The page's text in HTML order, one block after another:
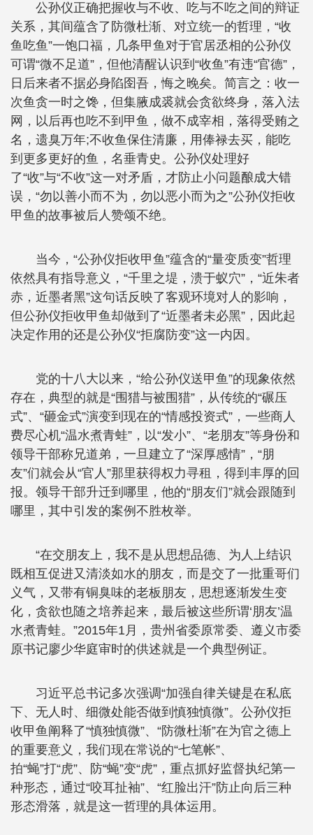
公孙仪正确把握收与不收、吃与不吃之间的辩证
关系，其间蕴含了防微杜渐、对立统一的哲理，“收
鱼吃鱼”一饱口福，几条甲鱼对于官居丞相的公孙仪
可谓“微不足道”，但他清醒认识到“收鱼”有违“官德”，
日后来者不据必身陷囹吾，悔之晚矣。简言之：收一
次鱼贪一时之馋，但集腋成裘就会贪欲终身，落入法
网，以后再也吃不到甲鱼，做不成宰相，落得受贿之
名，遗臭万年;不收鱼保住清廉，用俸禄去买，能吃
到更多更好的鱼，名垂青史。公孙仪处理好
了“收”与“不收”这一对矛盾，才防止小问题酿成大错
误，“勿以善小而不为，勿以恶小而为之”公孙仪拒收
甲鱼的故事被后人赞颂不绝。
当今，“公孙仪拒收甲鱼”蕴含的“量变质变”哲理
依然具有指导意义，“千里之堤，溃于蚁穴”，“近朱者
赤，近墨者黑”这句话反映了客观环境对人的影响，
但公孙仪拒收甲鱼却做到了“近墨者未必黑”，因此起
决定作用的还是公孙仪“拒腐防变”这一内因。
党的十八大以来，“给公孙仪送甲鱼”的现象依然
存在，典型的就是“围猎与被围猎”，从传统的“碾压
式”、“砸金式”演变到现在的“情感投资式”，一些商人
费尽心机“温水煮青蛙”，以“发小”、“老朋友”等身份和
领导干部称兄道弟，一旦建立了“深厚感情”，“朋
友”们就会从“官人”那里获得权力寻租，得到丰厚的回
报。领导干部升迁到哪里，他的“朋友们”就会跟随到
哪里，其中引发的案例不胜枚举。
“在交朋友上，我不是从思想品德、为人上结识
既相互促进又清淡如水的朋友，而是交了一批重哥们
义气，又带有铜臭味的老板朋友，思想逐渐发生变
化，贪欲也随之培养起来，最后被这些所谓‘朋友’温
水煮青蛙。”2015年1月，贵州省委原常委、遵义市委
原书记廖少华庭审时的供述就是一个典型例证。
习近平总书记多次强调“加强自律关键是在私底
下、无人时、细微处能否做到慎独慎微”。公孙仪拒
收甲鱼阐释了“慎独慎微”、“防微杜渐”在为官之德上
的重要意义，我们现在常说的“七笔帐”、
拍“蝇”打“虎”、防“蝇”变“虎”，重点抓好监督执纪第一
种形态，通过“咬耳扯袖”、“红脸出汗”防止向后三种
形态滑落，就是这一哲理的具体运用。